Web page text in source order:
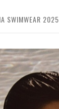
SWIMWEAR 2025